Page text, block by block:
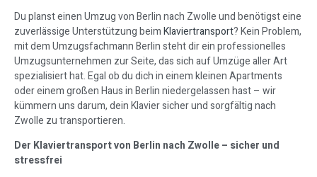
Du planst einen Umzug von Berlin nach Zwolle und benötigst eine
zuverlässige Unterstützung beimKlaviertransport? Kein Problem,
mit dem Umzugsfachmann Berlin steht dir ein professionelles
Umzugsunternehmen zur Seite, das sich auf Umzüge aller Art
spezialisiert hat. Egal ob du dich in einem kleinen Apartments
oder einem großen Haus in Berlin niedergelassen hast – wir
kümmern uns darum, dein Klavier sicher und sorgfältig nach
Zwolle zu transportieren.
Der Klaviertransport von Berlin nach Zwolle – sicher und
stressfrei